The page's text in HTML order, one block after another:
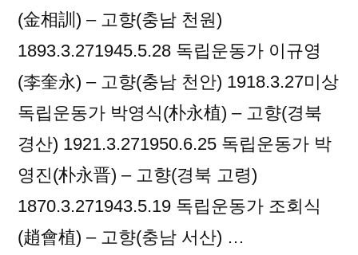
(金相訓) – 고향(충남 천원)
1893.3.271945.5.28 독립운동가 이규영
(李奎永) – 고향(충남 천안) 1918.3.27미상
독립운동가 박영식(朴永植) – 고향(경북
경산) 1921.3.271950.6.25 독립운동가 박
영진(朴永晋) – 고향(경북 고령)
1870.3.271943.5.19 독립운동가 조회식
(趙會植) – 고향(충남 서산) …